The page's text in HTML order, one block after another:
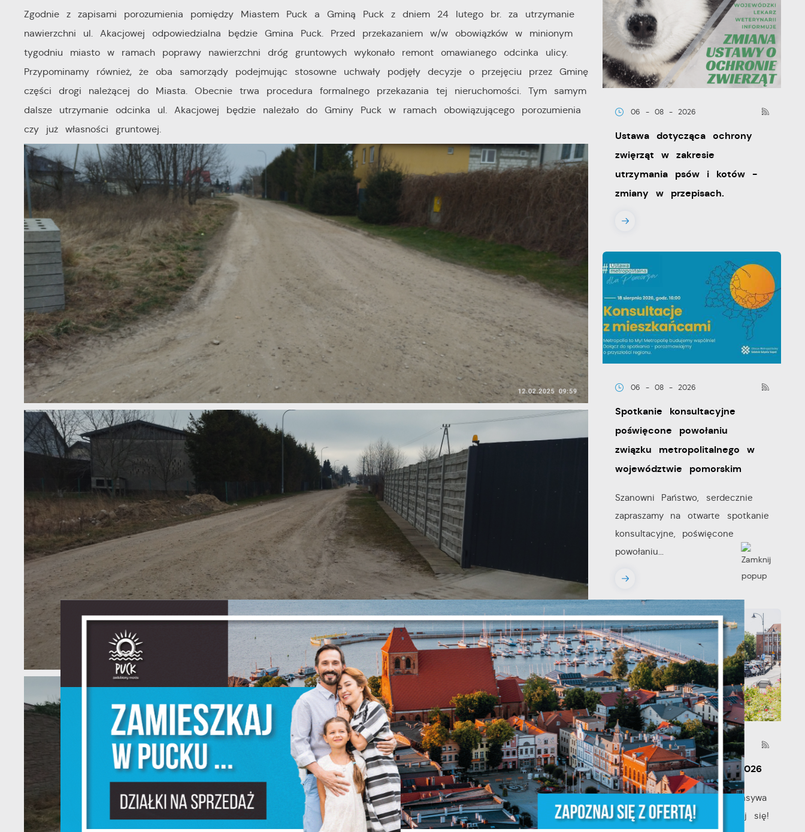
Zgodnie z zapisami porozumienia pomiędzy Miastem Puck a Gminą Puck z dniem 24 lutego br. za utrzymanie
nawierzchni ul. Akacjowej odpowiedzialna będzie Gmina Puck. Przed przekazaniem w/w obowiązków w minionym
tygodniu miasto w ramach poprawy nawierzchni dróg gruntowych wykonało remont omawianego odcinka ulicy.
Przypominamy również, że oba samorządy podejmując stosowne uchwały podjęły decyzje o przejęciu przez Gminę
części drogi należącej do Miasta. Obecnie trwa procedura formalnego przekazania tej nieruchomości. Tym samym
dalsze utrzymanie odcinka ul. Akacjowej będzie należało do Gminy Puck w ramach obowiązującego porozumienia
czy już własności gruntowej.
06 - 08 - 2026
Ustawa dotycząca ochrony
zwięrząt w zakresie
utrzymania psów i kotów -
zmiany w przepisach.
06 - 08 - 2026
Spotkanie konsultacyjne
poświęcone powołaniu
związku metropolitalnego w
województwie pomorskim
Szanowni Państwo, serdecznie
zapraszamy na otwarte spotkanie
konsultacyjne, poświęcone
powołaniu...
03 - 08 - 2026
Mammografia Puck 6.08.2026
Letnia mammograficzna ofensywa
– kobieto, nie czekaj, badaj się!
Ustawienia
Szanujemy Twoją prywatność. Możesz zmienić ustawienia cookies lub
zaakceptować je wszystkie. W dowolnym momencie możesz dokonać zmiany
swoich ustawień.
Niezbędne
Niezbędne pliki cookies służą do prawidłowego funkcjonowania strony
internetowej i umożliwiają Ci komfortowe korzystanie z oferowanych przez
nas usług.
Pliki cookies odpowiadają na podejmowane przez Ciebie działania w celu
m.in. dostosowania Twoich ustawień preferencji prywatności, logowania czy
wypełniania formularzy. Dzięki plikom cookies strona, z której korzystasz, może
działać bez zakłóceń.
Funkcjonalne i personalizacyjne
ZAPISZ WYBRANE